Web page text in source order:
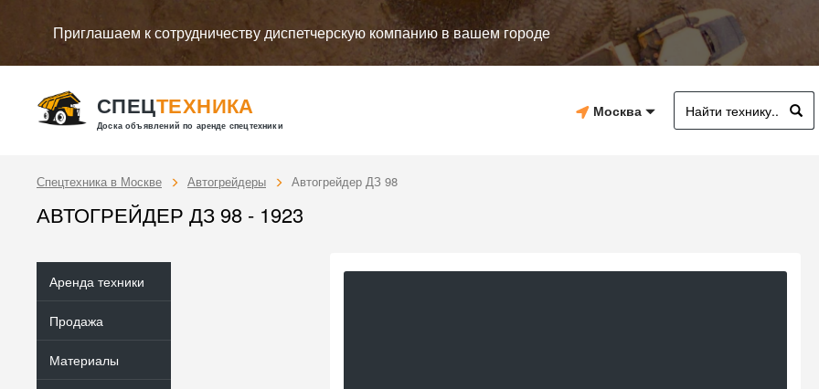
Приглашаем к сотрудничеству диспетчерскую компанию в вашем городе
СПЕЦТЕХНИКА
Доска объявлений по аренде спецтехники
Москва
Спецтехника в Москве Автогрейдеры Автогрейдер ДЗ 98
АВТОГРЕЙДЕР ДЗ 98 - 1923
Аренда техники
Продажа
Материалы